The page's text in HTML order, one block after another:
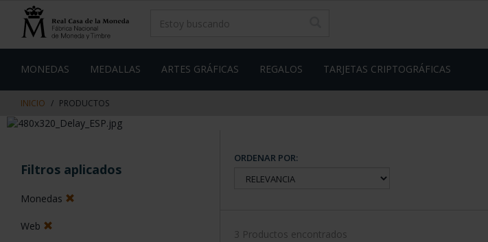
contenido
de
MONEDAS MEDALLAS ARTES GRÁFICAS REGALOS TARJETAS CRIPTOGRÁFICAS
INICIO PRODUCTOS
Filtros aplicados
Monedas
Web
ORDENAR POR:
3 Productos encontrados